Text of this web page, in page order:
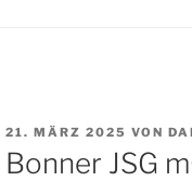
VERÖFFENTLICHT
AM
21. MÄRZ 2025 VON
Bonner JSG